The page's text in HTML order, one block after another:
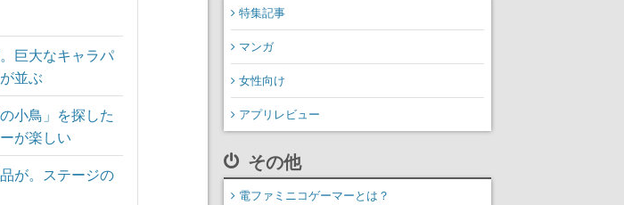
巨大なキャラパ
並ぶ
小鳥」を探した
が楽しい
が。ステージの
特集記事
マンガ
女性向け
アプリレビュー
その他
電ファミニコゲーマーとは？